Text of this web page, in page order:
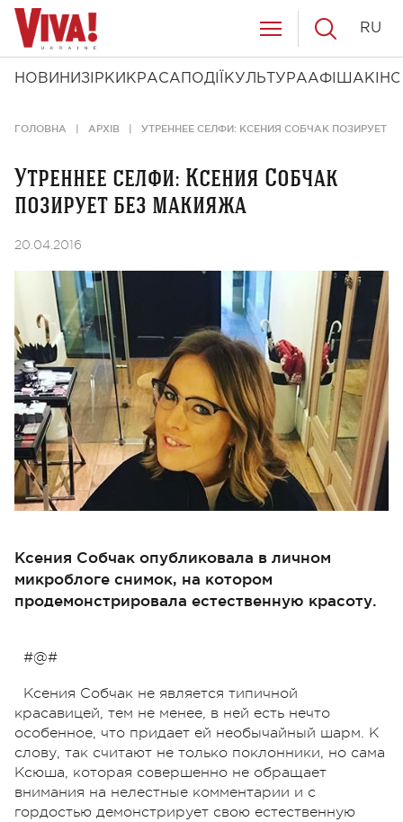
НОВИНИ ЗІРКИ КРАСА ПОДІЇ КУЛЬТУРААФІША КІНО
RU
ГОЛОВНА АРХІВ УТРЕННЕЕ СЕЛФИ: КСЕНИЯ СОБЧАК ПОЗИРУЕТ
Утреннее селфи: Ксения Собчак
позирует без макияжа
20.04.2016
Ксения Собчак опубликовала в личном
микроблоге снимок, на котором
продемонстрировала естественную красоту.
#@#
Ксения Собчак не является типичной
красавицей, тем не менее, в ней есть нечто
особенное, что придает ей необычайный шарм. К
слову, так считают не только поклонники, но сама
Ксюша, которая совершенно не обращает
внимания на нелестные комментарии и с
гордостью демонстрирует свою естественную